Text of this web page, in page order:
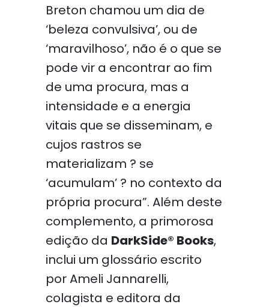
Breton chamou um dia de
‘beleza convulsiva’, ou de
‘maravilhoso’, não é o que se
pode vir a encontrar ao fim
de uma procura, mas a
intensidade e a energia
vitais que se disseminam, e
cujos rastros se
materializam ? se
‘acumulam’ ? no contexto da
própria procura”. Além deste
complemento, a primorosa
edição da DarkSide® Books,
inclui um glossário escrito
por Ameli Jannarelli,
colagista e editora da